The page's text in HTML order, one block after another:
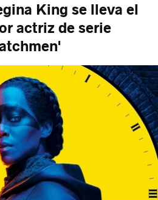
King se lleva el
actriz de serie